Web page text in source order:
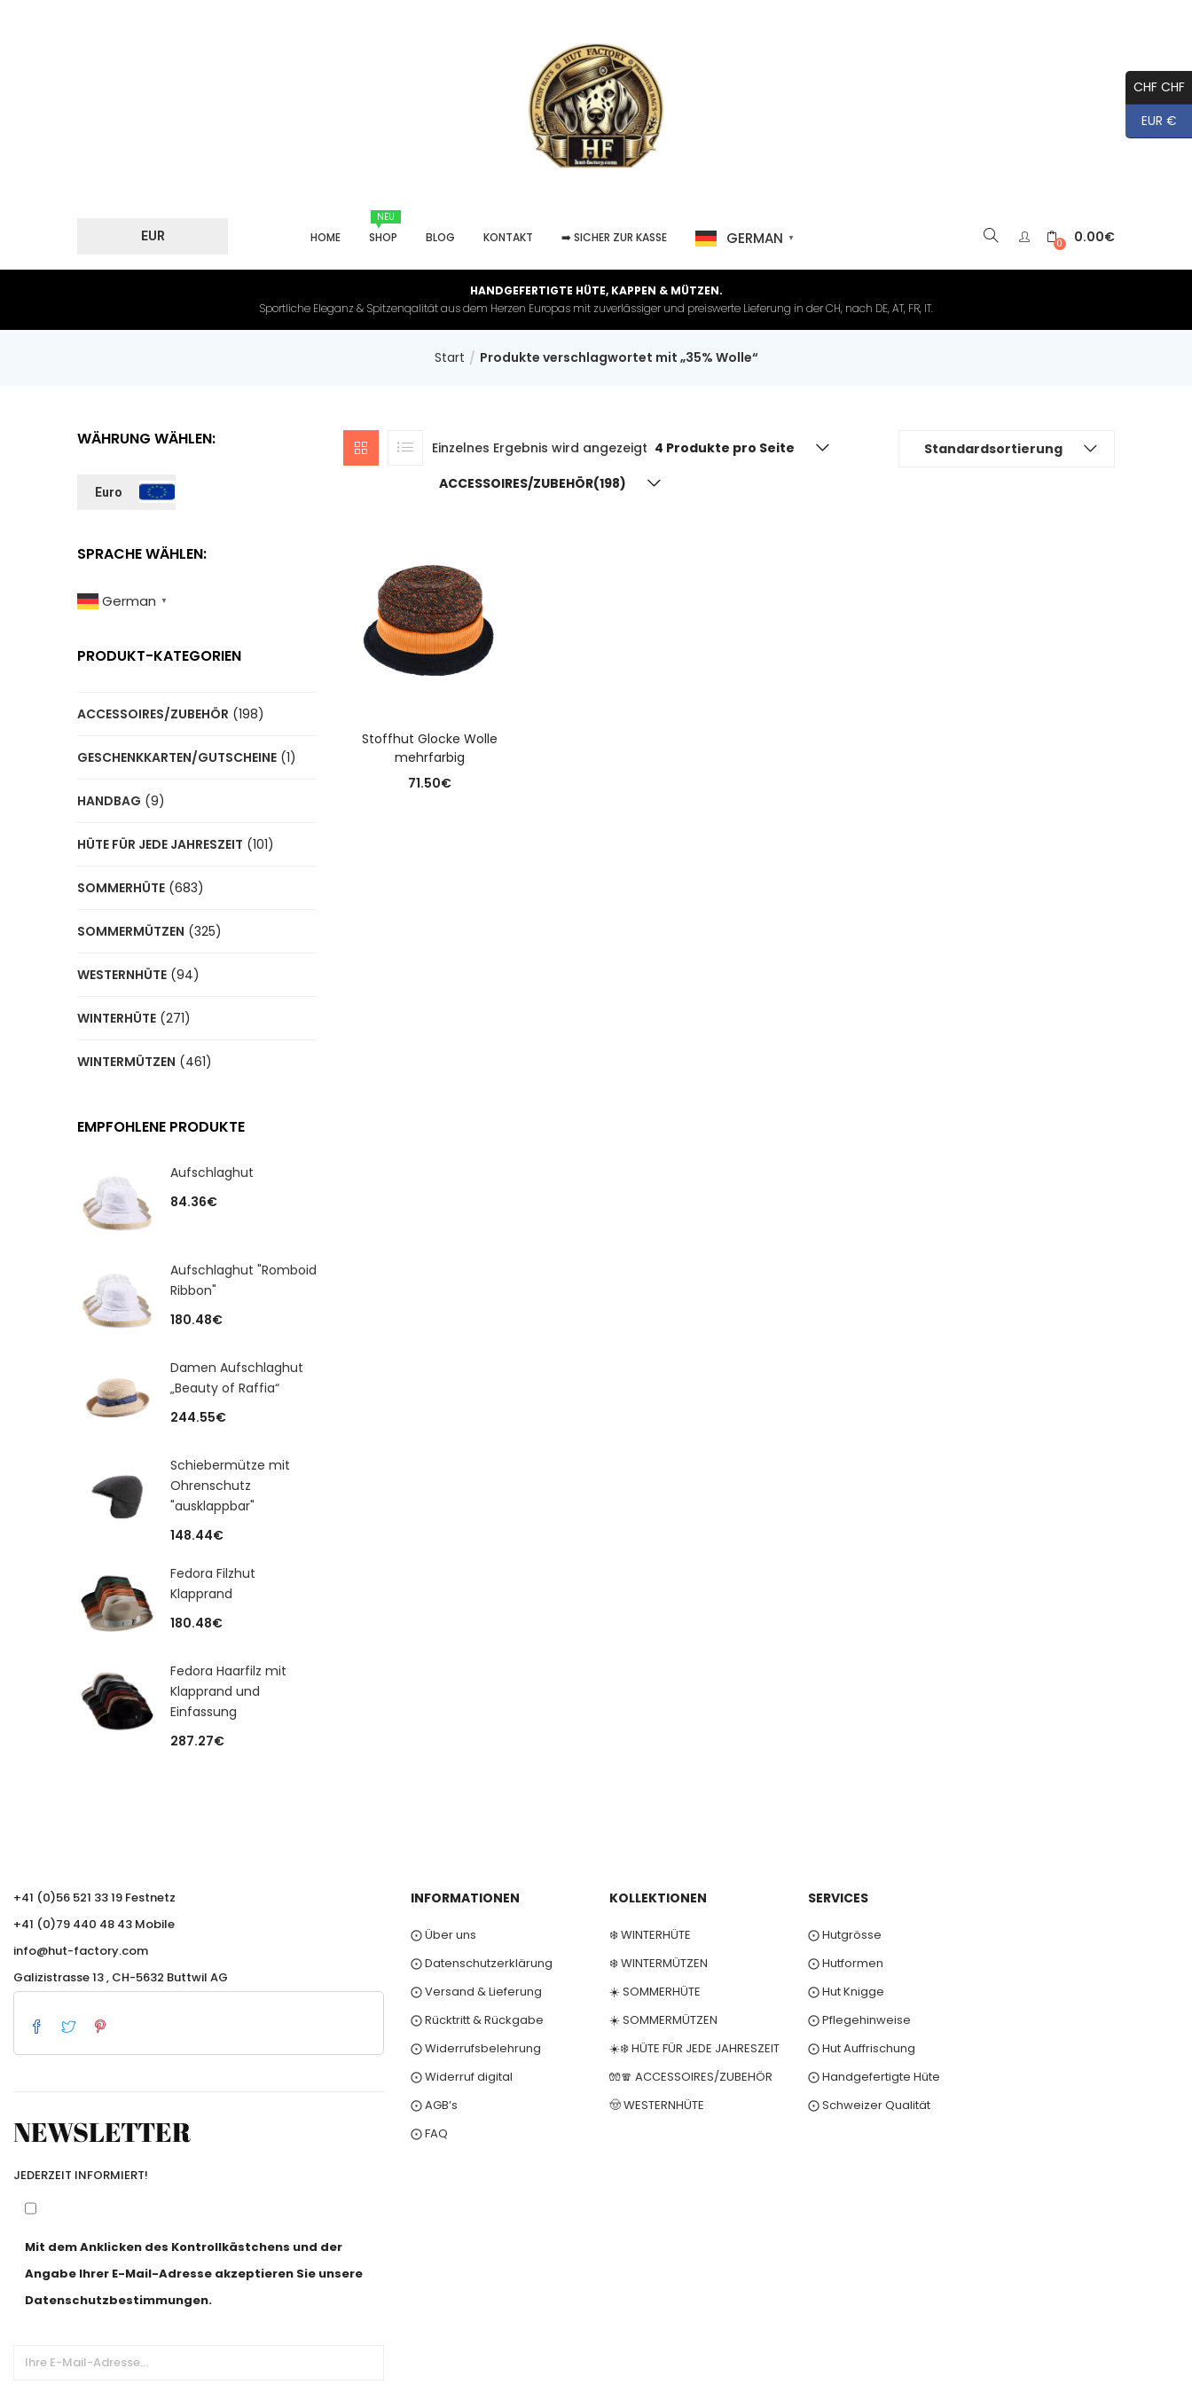
EUR HOME
NEU
SHOP BLOG KONTAKT ➡️ SICHER ZUR KASSE GERMAN ▼ 0 0.00€
HANDGEFERTIGTE HÜTE, KAPPEN & MÜTZEN.
Sportliche Eleganz & Spitzenqalität aus dem Herzen Europas mit zuverlässiger und preiswerte Lieferung in der CH, nach DE, AT, FR, IT.
Start Produkte verschlagwortet mit „35% Wolle“
Einzelnes Ergebnis wird angezeigt Standardsortierung
4 Produkte pro Seite
ACCESSOIRES/ZUBEHÖR(198)
Stoffhut Glocke Wolle
mehrfarbig
71.50€
IN DEN WARENKORB
WÄHRUNG WÄHLEN:
Euro
SPRACHE WÄHLEN:
German ▼
PRODUKT-KATEGORIEN
ACCESSOIRES/ZUBEHÖR (198)
GESCHENKKARTEN/GUTSCHEINE (1)
HANDBAG (9)
HÜTE FÜR JEDE JAHRESZEIT (101)
SOMMERHÜTE (683)
SOMMERMÜTZEN (325)
WESTERNHÜTE (94)
WINTERHÜTE (271)
WINTERMÜTZEN (461)
EMPFOHLENE PRODUKTE
Aufschlaghut
84.36€
Aufschlaghut "Romboid
Ribbon"
180.48€
Damen Aufschlaghut
„Beauty of Raffia“
244.55€
Schiebermütze mit
Ohrenschutz
"ausklappbar"
148.44€
Fedora Filzhut
Klapprand
180.48€
Fedora Haarfilz mit
Klapprand und
Einfassung
287.27€
+41 (0)56 521 33 19 Festnetz
+41 (0)79 440 48 43 Mobile
info@hut-factory.com
Galizistrasse 13 , CH-5632 Buttwil AG
NEWSLETTER
JEDERZEIT INFORMIERT!
Mit dem Anklicken des Kontrollkästchens und der
Angabe Ihrer E-Mail-Adresse akzeptieren Sie unsere
Datenschutzbestimmungen.
INFORMATIONEN
⨀ Über uns
⨀ Datenschutzerklärung
⨀ Versand & Lieferung
⨀ Rücktritt & Rückgabe
⨀ Widerrufsbelehrung
⨀ Widerruf digital
⨀ AGB’s
⨀ FAQ
KOLLEKTIONEN
❄️ WINTERHÜTE
❄️ WINTERMÜTZEN
☀️ SOMMERHÜTE
☀️ SOMMERMÜTZEN
☀️❄️ HÜTE FÜR JEDE JAHRESZEIT
🧤🧣 ACCESSOIRES/ZUBEHÖR
🤠 WESTERNHÜTE
SERVICES
⨀ Hutgrösse
⨀ Hutformen
⨀ Hut Knigge
⨀ Pflegehinweise
⨀ Hut Auffrischung
⨀ Handgefertigte Hüte
⨀ Schweizer Qualität
CHF CHF
EUR €